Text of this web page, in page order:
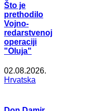
Što je
prethodilo
Vojno-
redarstvenoj
operaciji
"Oluja"
02.08.2026.
Hrvatska